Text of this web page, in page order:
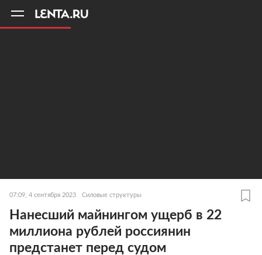
07:09, 4 сентября 2023 Силовые структуры
Нанесший майнингом ущерб в 22
миллиона рублей россиянин
предстанет перед судом